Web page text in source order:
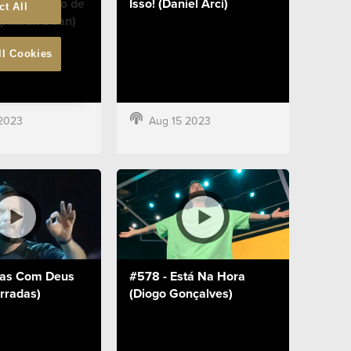
Dean)
Aug 15 2023
Com Deus
#578 - Está Na Hora
(Diogo Gonçalves)
All
Cookies